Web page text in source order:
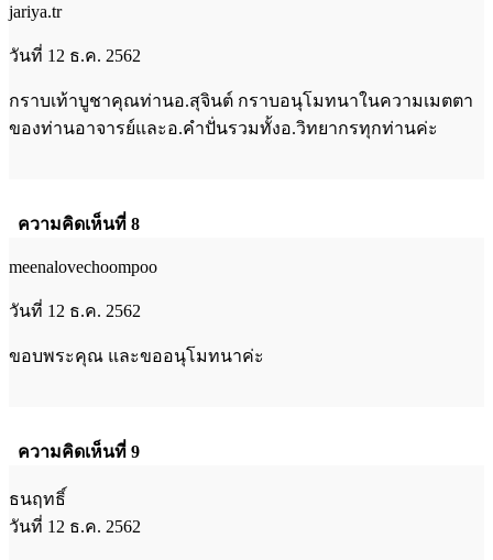
jariya.tr
วันที่ 12 ธ.ค. 2562
กราบเท้าบูชาคุณท่านอ.สุจินต์ กราบอนุโมทนาในความเมตตา
ของท่านอาจารย์และอ.คำปั่นรวมทั้งอ.วิทยากรทุกท่านค่ะ
ความคิดเห็นที่ 8
meenalovechoompoo
วันที่ 12 ธ.ค. 2562
ขอบพระคุณ และขออนุโมทนาค่ะ
ความคิดเห็นที่ 9
ธนฤทธิ์
วันที่ 12 ธ.ค. 2562